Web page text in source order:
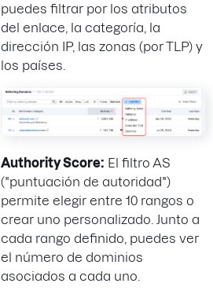
puedes filtrar por los atributos
del enlace, la categoría, la
dirección IP, las zonas (por TLP) y
los países.
Authority Score: El filtro AS
("puntuación de autoridad")
permite elegir entre 10 rangos o
crear uno personalizado. Junto a
cada rango definido, puedes ver
el número de dominios
asociados a cada uno.